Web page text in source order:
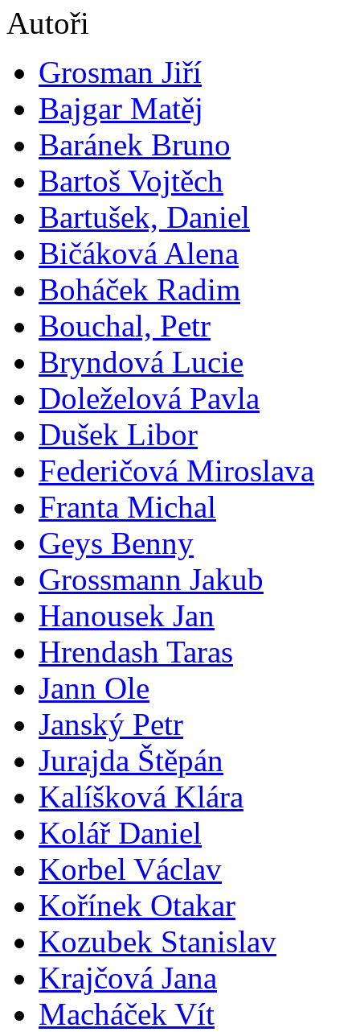
Autoři
Grosman Jiří
Bajgar Matěj
Baránek Bruno
Bartoš Vojtěch
Bartušek, Daniel
Bičáková Alena
Boháček Radim
Bouchal, Petr
Bryndová Lucie
Doleželová Pavla
Dušek Libor
Federičová Miroslava
Franta Michal
Geys Benny
Grossmann Jakub
Hanousek Jan
Hrendash Taras
Jann Ole
Janský Petr
Jurajda Štěpán
Kalíšková Klára
Kolář Daniel
Korbel Václav
Kořínek Otakar
Kozubek Stanislav
Krajčová Jana
Macháček Vít